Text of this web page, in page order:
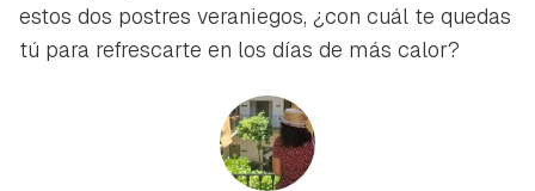
estos dos postres veraniegos, ¿con cuál te quedas
tú para refrescarte en los días de más calor?